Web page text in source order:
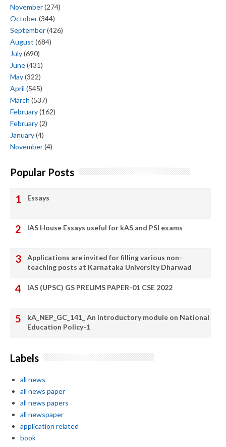
November(274)
October(344)
September(426)
August (684)
July(690)
June(431)
May(322)
April (545)
March (537)
February(162)
February(2)
January(4)
November(4)
Popular Posts
Essays
IAS House Essays useful for kAS and PSI exams
Applications are invited for filling various non-
teaching posts at Karnataka University Dharwad
IAS (UPSC) GS PRELIMS PAPER-01 CSE 2022
kA_NEP_GC_141_ An introductory module on National
Education Policy-1
Labels
all news
all news paper
all news papers
all newspaper
application related
book